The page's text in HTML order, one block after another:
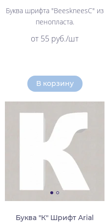
Буква шрифта "BeeskneesC" из
пенопласта.
от 55 руб./шт
В корзину
Буква "К" Шрифт Arial